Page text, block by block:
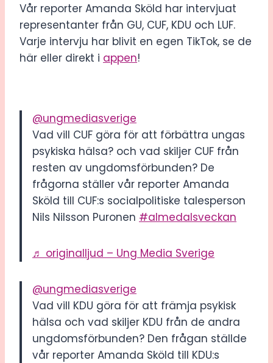
Vår reporter Amanda Sköld har intervjuat
representanter från GU, CUF, KDU och LUF.
Varje intervju har blivit en egen TikTok, se de
här eller direkt i appen!
@ungmediasverige
Vad vill CUF göra för att förbättra ungas
psykiska hälsa? och vad skiljer CUF från
resten av ungdomsförbunden? De
frågorna ställer vår reporter Amanda
Sköld till CUF:s socialpolitiske talesperson
Nils Nilsson Puronen #almedalsveckan
♬ originalljud – Ung Media Sverige
@ungmediasverige
Vad vill KDU göra för att främja psykisk
hälsa och vad skiljer KDU från de andra
ungdomsförbunden? Den frågan ställde
vår reporter Amanda Sköld till KDU:s